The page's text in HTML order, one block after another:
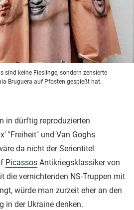
sind keine Fieslinge, sondern zensierte
Bruguera auf Pfosten gespießt hat.
in dürftig reproduzierten
"Freiheit" und Van Goghs
da nicht der Serientitel
Picassos Antikriegsklassiker von
die vernichtenden NS-Truppen mit
würde man zurzeit eher an den
in der Ukraine denken.